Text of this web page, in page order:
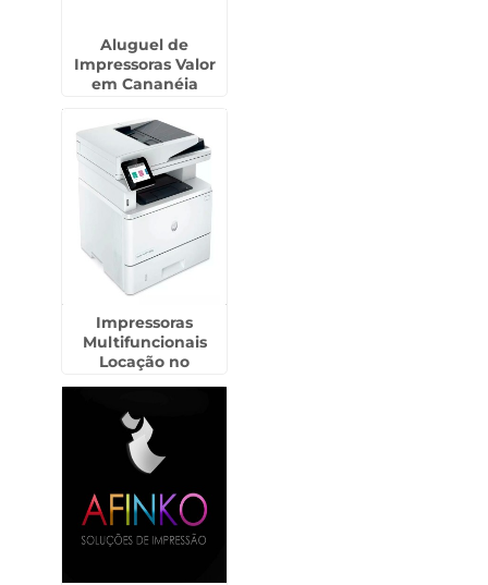
Aluguel de
Impressoras Valor
em Cananéia
Impressoras
Multifuncionais
Locação no